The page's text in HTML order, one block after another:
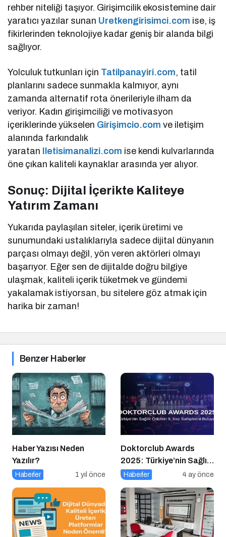
rehber niteliği taşıyor. Girişimcilik ekosistemine dair
yaratıcı yazılar sunan Uretkengirisimci.com ise, iş
fikirlerinden teknolojiye kadar geniş bir alanda bilgi
sağlıyor.
Yolculuk tutkunları için Tatilpanayiri.com, tatil
planlarını sadece sunmakla kalmıyor, aynı
zamanda alternatif rota önerileriyle ilham da
veriyor. Kadın girişimciliği ve motivasyon
içeriklerinde yükselen Girişimcio.com ve iletişim
alanında farkındalık
yaratan Iletisimanalizi.com ise kendi kulvarlarında
öne çıkan kaliteli kaynaklar arasında yer alıyor.
Sonuç: Dijital İçerikte Kaliteye
Yatırım Zamanı
Yukarıda paylaşılan siteler, içerik üretimi ve
sunumundaki ustalıklarıyla sadece dijital dünyanın
parçası olmayı değil, yön veren aktörleri olmayı
başarıyor. Eğer sen de dijitalde doğru bilgiye
ulaşmak, kaliteli içerik tüketmek ve gündemi
yakalamak istiyorsan, bu sitelere göz atmak için
harika bir zaman!
Benzer Haberler
Haber Yazısı Neden
Yazılır?
Haberler 1 yıl önce
Doktorclub Awards
2025: Türkiye’nin Sağlık
Ödülleri 9. Kez
Haberler 4 ay önce